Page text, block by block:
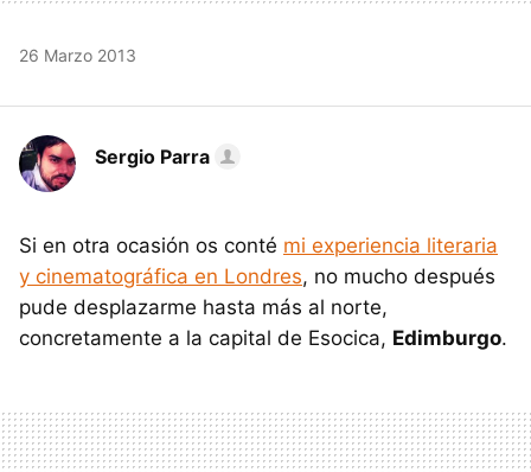
26 Marzo 2013
Sergio Parra
Si en otra ocasión os conté mi experiencia literaria
y cinematográfica en Londres, no mucho después
pude desplazarme hasta más al norte,
concretamente a la capital de Esocica, Edimburgo.